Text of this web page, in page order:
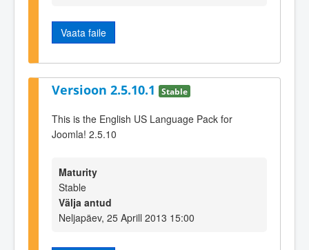
Vaata faile
Versioon 2.5.10.1 Stable
This is the English US Language Pack for
Joomla! 2.5.10
Maturity
Stable
Välja antud
Neljapäev, 25 Aprill 2013 15:00